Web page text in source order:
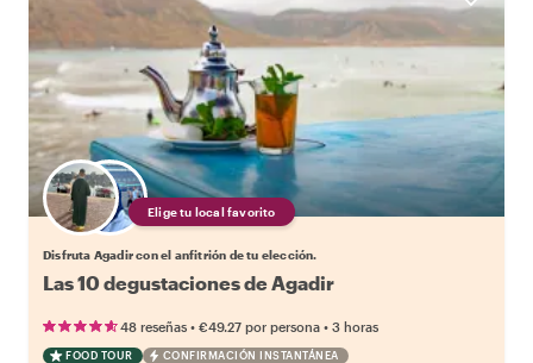
Elige tu local favorito
Disfruta Agadir con el anfitrión de tu elección.
Las 10 degustaciones de Agadir
48 reseñas • €49.27 por persona • 3 horas
FOOD TOUR CONFIRMACIÓN INSTANTÁNEA